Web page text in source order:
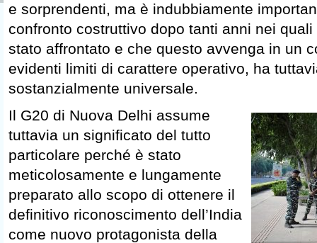
e sorprendenti, ma è indubbiamente
confronto costruttivo dopo tanti anni nei
stato affrontato e che questo avvenga in un
evidenti limiti di carattere operativo, ha
sostanzialmente universale.
Il G20 di Nuova Delhi assume
tuttavia un significato del tutto
particolare perché è stato
meticolosamente e lungamente
preparato allo scopo di ottenere il
definitivo riconoscimento dell’India
come nuovo protagonista della